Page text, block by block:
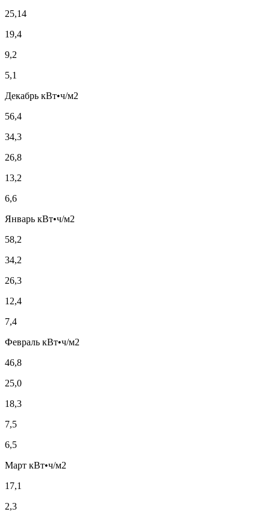
25,14
19,4
9,2
5,1
Декабрь кВт•ч/м2
56,4
34,3
26,8
13,2
6,6
Январь кВт•ч/м2
58,2
34,2
26,3
12,4
7,4
Февраль кВт•ч/м2
46,8
25,0
18,3
7,5
6,5
Март кВт•ч/м2
17,1
2,3